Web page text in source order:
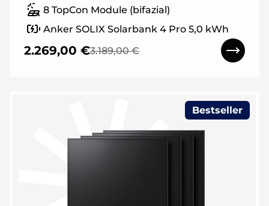
8 TopCon Module (bifazial)
Anker SOLIX Solarbank 4 Pro 5,0 kWh
2.269,00 €3.189,00 €
Bestseller